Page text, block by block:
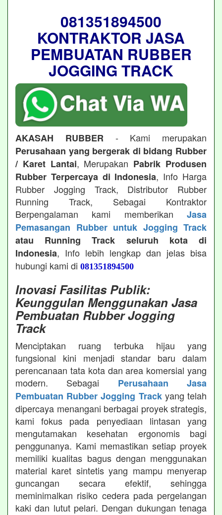
081351894500
KONTRAKTOR JASA
PEMBUATAN RUBBER
JOGGING TRACK
AKASAH RUBBER - Kami merupakan
Perusahaan yang bergerak di bidang Rubber
/ Karet Lantai, Merupakan Pabrik Produsen
Rubber Terpercaya di Indonesia, Info Harga
Rubber Jogging Track, Distributor Rubber
Running Track, Sebagai Kontraktor
Berpengalaman kami memberikan Jasa
Pemasangan Rubber untuk Jogging Track
atau Running Track seluruh kota di
Indonesia, Info lebih lengkap dan jelas bisa
hubungi kami di 081351894500
Inovasi Fasilitas Publik:
Keunggulan Menggunakan Jasa
Pembuatan Rubber Jogging
Track
Menciptakan ruang terbuka hijau yang
fungsional kini menjadi standar baru dalam
perencanaan tata kota dan area komersial yang
modern. Sebagai Perusahaan Jasa
Pembuatan Rubber Jogging Trackyang telah
dipercaya menangani berbagai proyek strategis,
kami fokus pada penyediaan lintasan yang
mengutamakan kesehatan ergonomis bagi
penggunanya. Kami memastikan setiap proyek
memiliki kualitas bagus dengan menggunakan
material karet sintetis yang mampu menyerap
guncangan secara efektif, sehingga
meminimalkan risiko cedera pada pergelangan
kaki dan lutut pelari. Dengan dukungan tenaga